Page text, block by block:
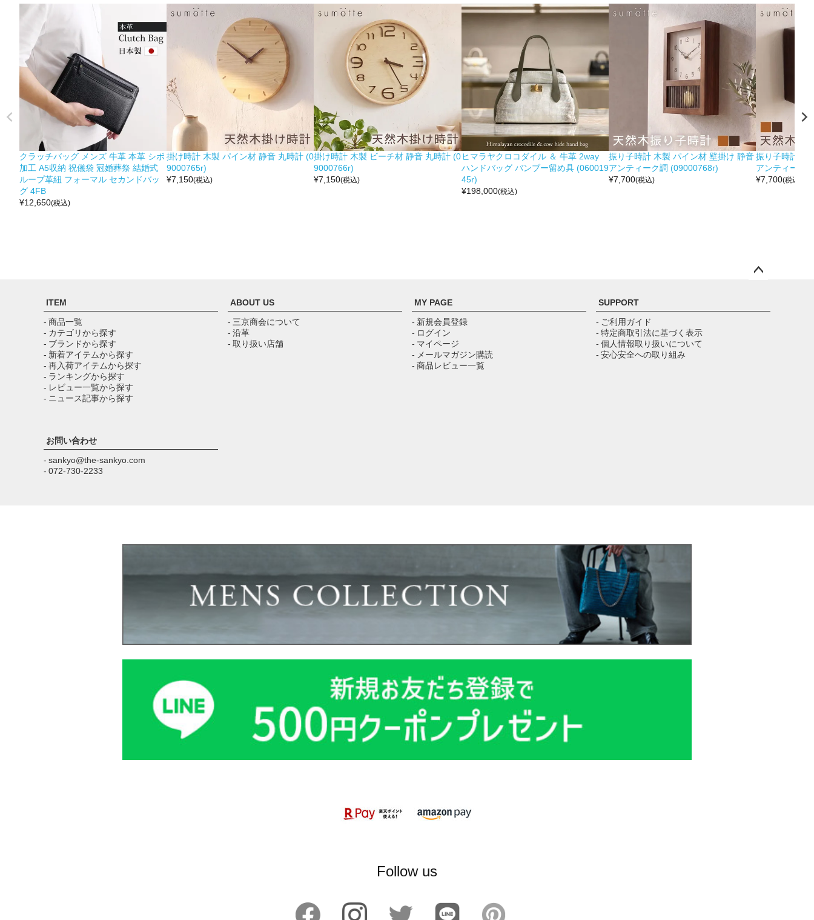
クラッチバッグ メンズ 牛革 本革 シボ
加工 A5収納 祝儀袋 冠婚葬祭 結婚式
ループ革紐 フォーマル セカンドバッ
グ 4FB
¥12,650(税込)
掛け時計 木製 パイン材 静音 丸時計 (0
9000765r)
¥7,150(税込)
掛け時計 木製 ビーチ材 静音 丸時計 (0
9000766r)
¥7,150(税込)
ヒマラヤクロコダイル ＆ 牛革 2way
ハンドバッグ バンブー留め具 (060019
45r)
¥198,000(税込)
振り子時計 木製 パイン材 壁掛け 静音
アンティーク調 (09000768r)
¥7,700(税込)
振り子時計 木
アンティーク
¥7,700(税込)
ップ
ITEM
- 商品一覧
- カテゴリから探す
- ブランドから探す
- 新着アイテムから探す
- 再入荷アイテムから探す
- ランキングから探す
- レビュー一覧から探す
- ニュース記事から探す
ABOUT US
- 三京商会について
- 沿革
- 取り扱い店舗
MY PAGE
- 新規会員登録
- ログイン
- マイページ
- メールマガジン購読
- 商品レビュー一覧
SUPPORT
- ご利用ガイド
- 特定商取引法に基づく表示
- 個人情報取り扱いについて
- 安心安全への取り組み
お問い合わせ
- sankyo@the-sankyo.com
- 072-730-2233
Follow us